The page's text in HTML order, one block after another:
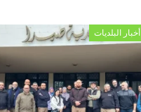
أخبار البلديات